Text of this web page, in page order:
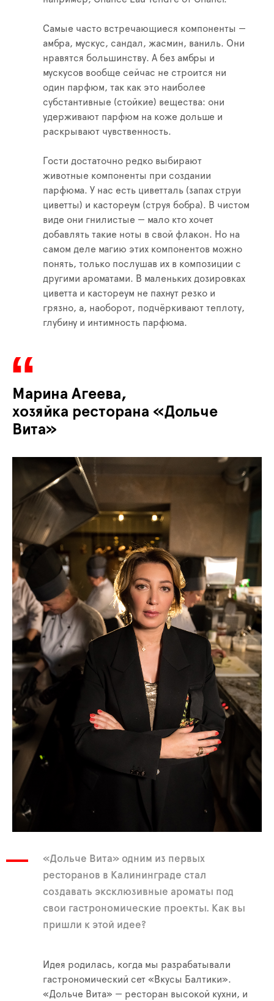
Самые часто встречающиеся компоненты —
амбра, мускус, сандал, жасмин, ваниль. Они
нравятся большинству. А без амбры и
мускусов вообще сейчас не строится ни
один парфюм, так как это наиболее
субстантивные (стойкие) вещества: они
удерживают парфюм на коже дольше и
раскрывают чувственность.
Гости достаточно редко выбирают
животные компоненты при создании
парфюма. У нас есть циветталь (запах струи
циветты) и кастореум (струя бобра). В чистом
виде они гнилистые — мало кто хочет
добавлять такие ноты в свой флакон. Но на
самом деле магию этих компонентов можно
понять, только послушав их в композиции с
другими ароматами. В маленьких дозировках
циветта и кастореум не пахнут резко и
грязно, а, наоборот, подчёркивают теплоту,
глубину и интимность парфюма.
Марина Агеева,
хозяйка ресторана «Дольче
Вита»
«Дольче Вита» одним из первых
ресторанов в Калининграде стал
создавать эксклюзивные ароматы под
свои гастрономические проекты. Как вы
пришли к этой идее?
Идея родилась, когда мы разрабатывали
гастрономический сет «Вкусы Балтики».
«Дольче Вита» — ресторан высокой кухни, и